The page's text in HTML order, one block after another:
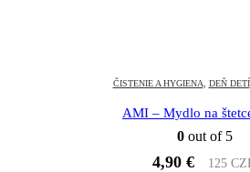
ČISTENIE A HYGIENA DEŇ DETÍ,
AMI – Mydlo na
0out of 5
4,90 € 125